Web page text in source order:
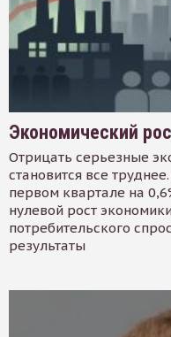
Экономический
Отрицать серьезные
становится все
первом квартале на
нулевой рост
потребительского
результаты